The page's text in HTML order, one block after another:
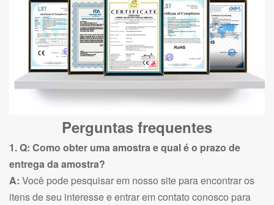
Perguntas frequentes
1. Q: Como obter uma amostra e qual é o prazo de
entrega da amostra?
A: Você pode pesquisar em nosso site para encontrar os
itens de seu interesse e entrar em contato conosco para